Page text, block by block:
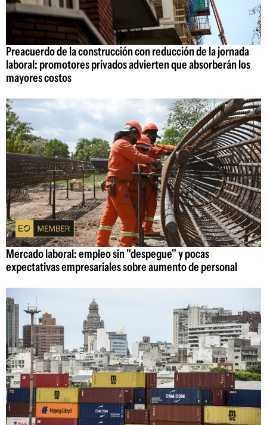
Preacuerdo de la construcción con reducción de la jornada
laboral: promotores privados advierten que absorberán los
mayores costos
Mercado laboral: empleo sin "despegue" y pocas
expectativas empresariales sobre aumento de personal